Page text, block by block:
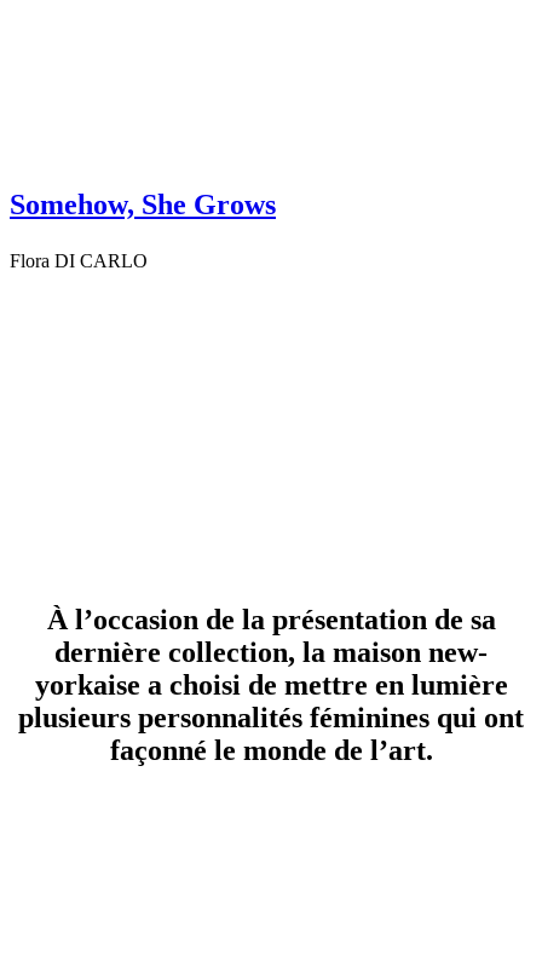
Somehow, She Grows
Flora DI CARLO
À l’occasion de la présentation de sa
dernière collection, la maison new-
yorkaise a choisi de mettre en lumière
plusieurs personnalités féminines qui ont
façonné le monde de l’art.